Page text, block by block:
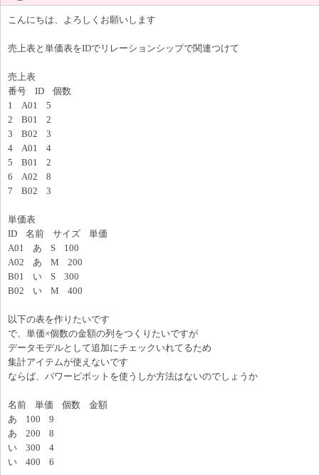
こんにちは、よろしくお願いします
売上表と単価表をIDでリレーションシップで関連つけて
売上表
番号 ID 個数
1 A01 5
2 B01 2
3 B02 3
4 A01 4
5 B01 2
6 A02 8
7 B02 3
単価表
ID 名前 サイズ 単価
A01 あ S 100
A02 あ M 200
B01 い S 300
B02 い M 400
以下の表を作りたいです
で、単価×個数の金額の列をつくりたいですが
データモデルとして追加にチェックいれてるため
集計アイテムが使えないです
ならば、パワーピボットを使うしか方法はないのでしょうか
名前 単価 個数 金額
あ 100 9
あ 200 8
い 300 4
い 400 6